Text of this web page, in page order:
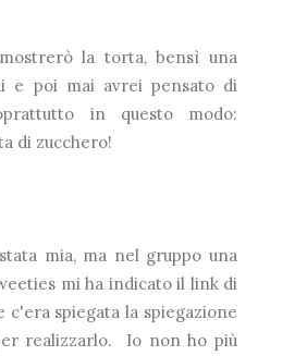
la torta, bensì una
e poi mai avrei pensato di
in questo modo:
di zucchero!
mia, ma nel gruppo una
mi ha indicato il link di
c'era spiegata la spiegazione
realizzarlo. Io non ho più